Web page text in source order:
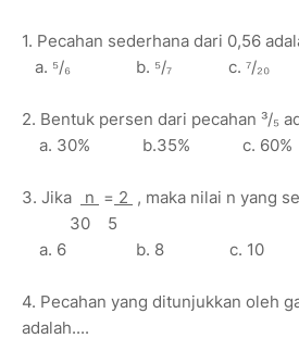
1. Pecahan sederhana dari 0,56
a. ⁵/₆ b. ⁵/₇ c. ⁷/₂₀
2. Bentuk persen dari pecahan ³/₅
a. 30% b.35% c.
3. Jika n = 2 , maka nilai n yang
30 5
a. 6 b. 8 c. 10
4. Pecahan yang ditunjukkan oleh
adalah....